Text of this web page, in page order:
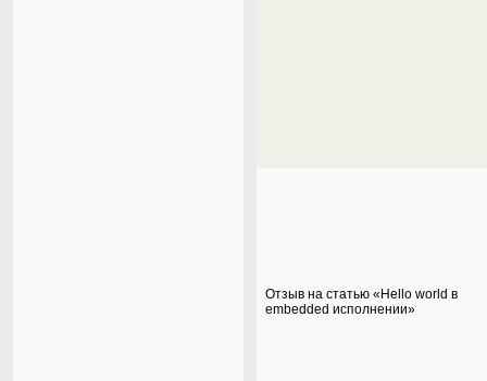
Отзыв на статью «Hello world в
embedded исполнении»